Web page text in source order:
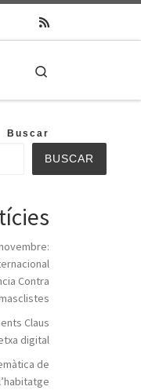
Buscar
BUSCAR
Contra
Claus
digital
de